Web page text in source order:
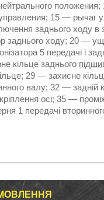
15 ―
заднього ходу
заднього ходу; 20 ―
5 передачі і
кільце заднього
29 ― захисне
валу; 32 ―
осі; 35 ―
1 передачі